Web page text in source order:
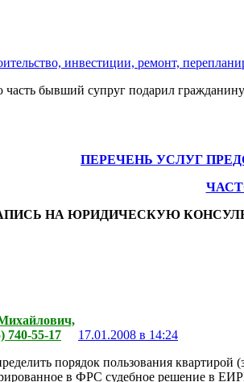
инвестиции, ремонт,
бывший супруг подарил
ПЕРЕЧЕНЬ УСЛУГ
НА ЮРИДИЧЕСКУЮ
740-55-17
17.01.2008 в 14:24
порядок пользования квартирой
в ФРС судебное решение в